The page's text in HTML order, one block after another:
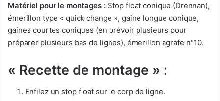
Matériel pour le montages : Stop float conique (Drennan),
émerillon type « quick change », gaine longue conique,
gaines courtes coniques (en prévoir plusieurs pour
préparer plusieurs bas de lignes), émerillon agrafe n°10.
« Recette de montage » :
Enfilez un stop float sur le corp de ligne.